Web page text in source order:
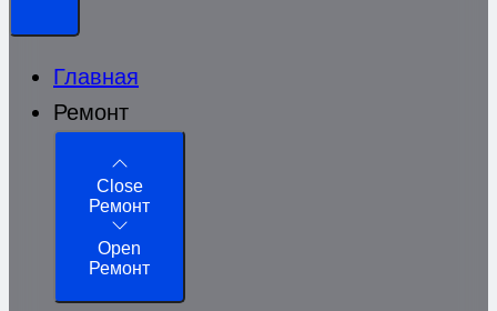
Главная
Ремонт
Close
Ремонт
Open
Ремонт